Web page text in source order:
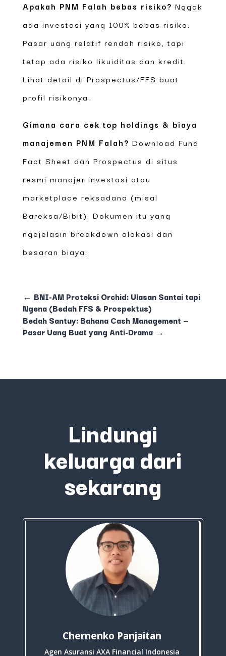
Apakah PNM Falah bebas risiko? Nggak
ada investasi yang 100% bebas risiko.
Pasar uang relatif rendah risiko, tapi
tetap ada risiko likuiditas dan kredit.
Lihat detail di Prospectus/FFS buat
profil risikonya.
Gimana cara cek top holdings & biaya
manajemen PNM Falah? Download Fund
Fact Sheet dan Prospectus di situs
resmi manajer investasi atau
marketplace reksadana (misal
Bareksa/Bibit). Dokumen itu yang
ngejelasin breakdown alokasi dan
besaran biaya.
← BNI-AM Proteksi Orchid: Ulasan Santai tapi
Ngena (Bedah FFS & Prospektus)
Bedah Santuy: Bahana Cash Management —
Pasar Uang Buat yang Anti-Drama→
Lindungi
keluarga dari
sekarang
Chernenko Panjaitan
Agen Asuransi AXA Financial Indonesia